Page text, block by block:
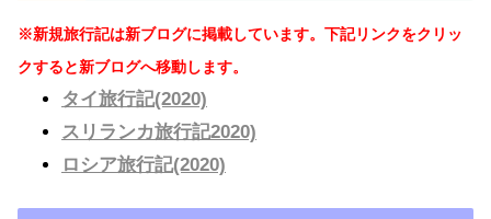
※新規旅行記は新ブログに掲載しています。下記リンクをクリッ
クすると新ブログへ移動します。
タイ旅行記(2020)
スリランカ旅行記2020)
ロシア旅行記(2020)